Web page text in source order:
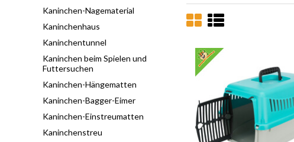
Kaninchen-Nagematerial
Kaninchenhaus
Kaninchentunnel
Kaninchen beim Spielen und
Futtersuchen
Kaninchen-Hängematten
Kaninchen-Bagger-Eimer
Kaninchen-Einstreumatten
Kaninchenstreu